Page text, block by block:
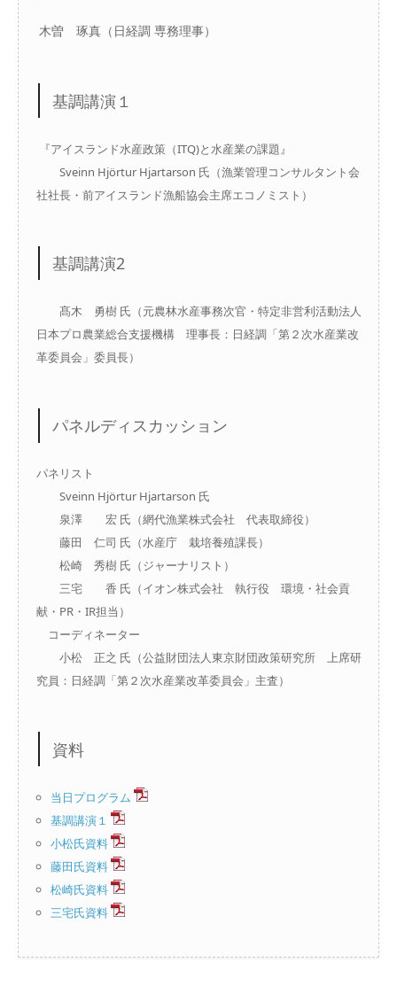
木曽 琢真（日経調 専務理事）
基調講演１
『アイスランド水産政策（ITQ)と水産業の課題』
Sveinn Hjörtur Hjartarson 氏（漁業管理コンサルタント会
社社長・前アイスランド漁船協会主席エコノミスト）
基調講演2
髙木 勇樹 氏（元農林水産事務次官・特定非営利活動法人
日本プロ農業総合支援機構 理事長：日経調「第２次水産業改
革委員会」委員長）
パネルディスカッション
パネリスト
Sveinn Hjörtur Hjartarson 氏
泉澤 宏 氏（網代漁業株式会社 代表取締役）
藤田 仁司 氏（水産庁 栽培養殖課長）
松崎 秀樹 氏（ジャーナリスト）
三宅 香 氏（イオン株式会社 執行役 環境・社会貢
献・PR・IR担当）
コーディネーター
小松 正之 氏（公益財団法人東京財団政策研究所 上席研
究員：日経調「第２次水産業改革委員会」主査）
資料
当日プログラム
基調講演１
小松氏資料
藤田氏資料
松崎氏資料
三宅氏資料